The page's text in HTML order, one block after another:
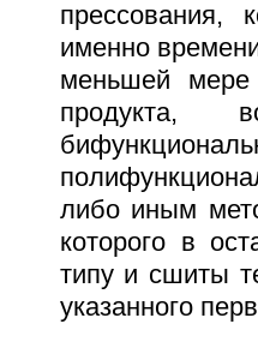
именно
меньшей
продукта,
либо иным
которого в
типу и сшиты
указанного